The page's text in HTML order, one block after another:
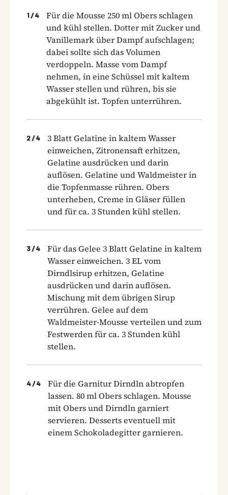
1 /4
Für die Mousse 250 ml Obers schlagen
und kühl stellen. Dotter mit Zucker und
Vanillemark über Dampf aufschlagen;
dabei sollte sich das Volumen
verdoppeln. Masse vom Dampf
nehmen, in eine Schüssel mit kaltem
Wasser stellen und rühren, bis sie
abgekühlt ist. Topfen unterrühren.
2 /4
3 Blatt Gelatine in kaltem Wasser
einweichen, Zitronensaft erhitzen,
Gelatine ausdrücken und darin
auflösen. Gelatine und Waldmeister in
die Topfenmasse rühren. Obers
unterheben, Creme in Gläser füllen
und für ca. 3 Stunden kühl stellen.
3 /4
Für das Gelee 3 Blatt Gelatine in kaltem
Wasser einweichen. 3 EL vom
Dirndlsirup erhitzen, Gelatine
ausdrücken und darin auflösen.
Mischung mit dem übrigen Sirup
verrühren. Gelee auf dem
Waldmeister-Mousse verteilen und zum
Festwerden für ca. 3 Stunden kühl
stellen.
4 /4
Für die Garnitur Dirndln abtropfen
lassen. 80 ml Obers schlagen. Mousse
mit Obers und Dirndln garniert
servieren. Desserts eventuell mit
einem Schokoladegitter garnieren.